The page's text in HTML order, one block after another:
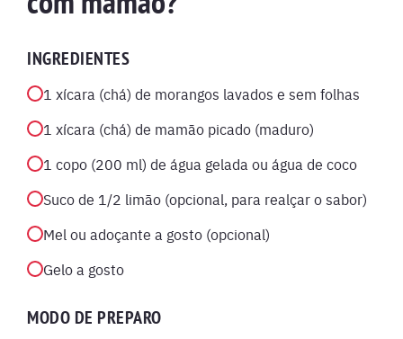
INGREDIENTES
1 xícara (chá) de morangos lavados e sem folhas
1 xícara (chá) de mamão picado (maduro)
1 copo (200 ml) de água gelada ou água de coco
Suco de 1/2 limão (opcional, para realçar o sabor)
Mel ou adoçante a gosto (opcional)
Gelo a gosto
MODO DE PREPARO